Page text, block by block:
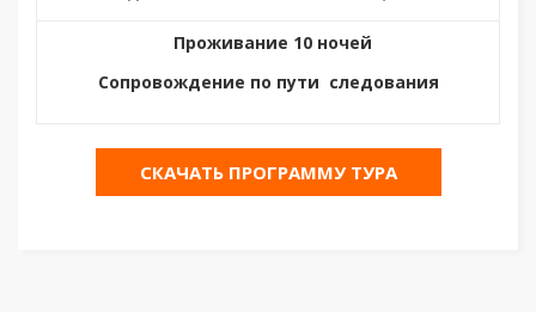
Проживание 10 ночей
Сопровождение по пути следования
СКАЧАТЬ ПРОГРАММУ ТУРА